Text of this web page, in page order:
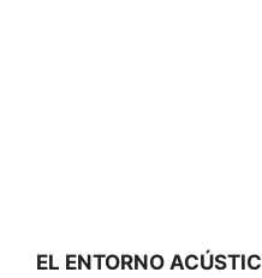
EL ENTORNO